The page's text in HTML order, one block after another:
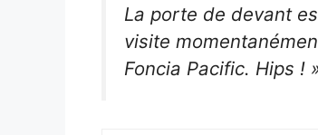
La porte de devant
visite
Foncia Pacific. Hips !